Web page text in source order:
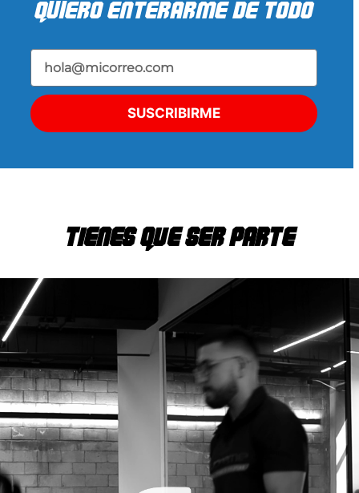
quiero enterarme de todo
SUSCRIBIRME
TIENES QUE Ser PARTE